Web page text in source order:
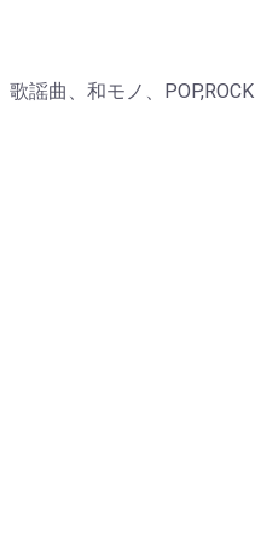
歌謡曲、和モノ、POP,ROCK